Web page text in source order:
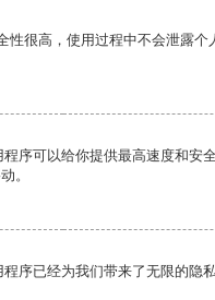
性很高，使用过程中不会泄露个
序可以给你提供最高速度和安
。
序已经为我们带来了无限的隐